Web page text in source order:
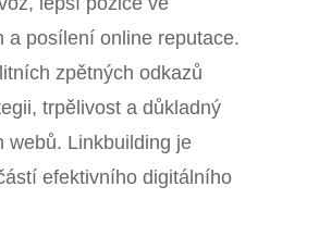
a posílení online reputace.
zpětných odkazů
trpělivost a důkladný
webů. Linkbuilding je
efektivního digitálního